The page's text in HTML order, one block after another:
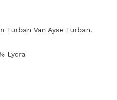
Turban Van Ayse Turban.
Lycra